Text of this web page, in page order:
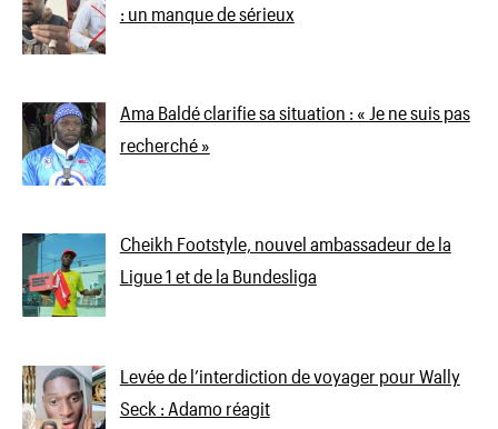
: un manque de sérieux
Ama Baldé clarifie sa situation : « Je ne suis pas
recherché »
Cheikh Footstyle, nouvel ambassadeur de la
Ligue 1 et de la Bundesliga
Levée de l’interdiction de voyager pour Wally
Seck : Adamo réagit